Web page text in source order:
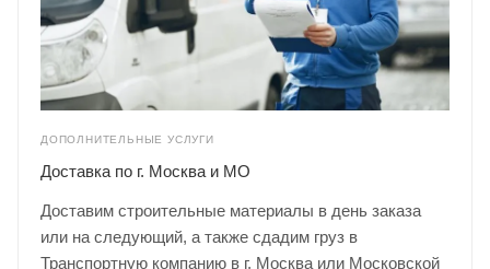
ДОПОЛНИТЕЛЬНЫЕ УСЛУГИ
Доставка по г. Москва и МО
Доставим строительные материалы в день заказа
или на следующий, а также сдадим груз в
Транспортную компанию в г. Москва или Московской